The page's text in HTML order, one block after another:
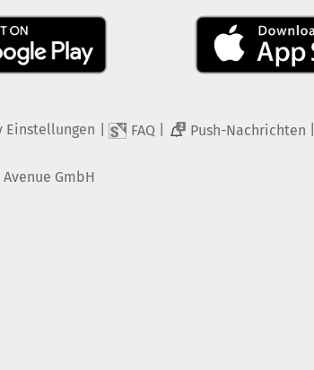
Einstellungen FAQ 2 Push-Nachrichten
Avenue GmbH